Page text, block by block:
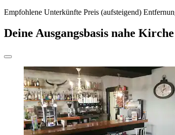
Empfohlene Unterkünfte Preis (aufsteigend)
Deine Ausgangsbasis nahe